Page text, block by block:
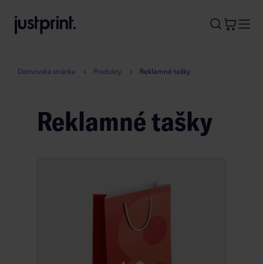
A
Domovská stránka Produkty Reklamné tašky
Reklamné tašky